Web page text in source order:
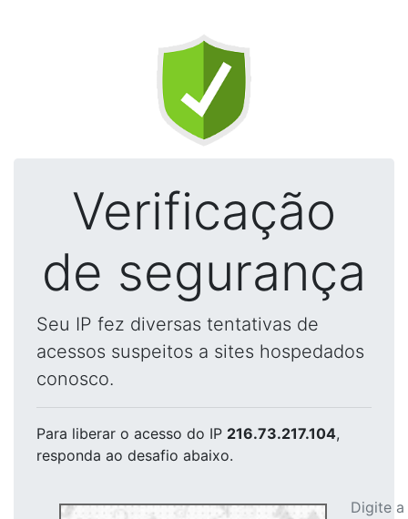
Verificação
de segurança
Seu IP fez diversas tentativas de
acessos suspeitos a sites hospedados
conosco.
Para liberar o acesso do IP 216.73.217.104,
responda ao desafio abaixo.
Digite